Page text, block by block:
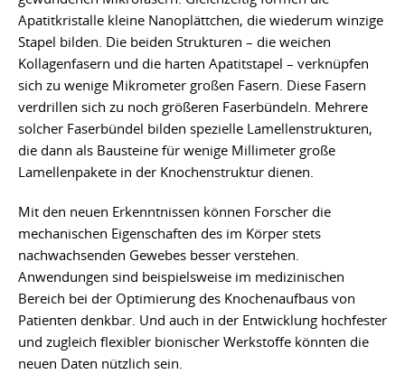
Apatitkristalle kleine Nanoplättchen, die wiederum winzige
Stapel bilden. Die beiden Strukturen – die weichen
Kollagenfasern und die harten Apatitstapel – verknüpfen
sich zu wenige Mikrometer großen Fasern. Diese Fasern
verdrillen sich zu noch größeren Faserbündeln. Mehrere
solcher Faserbündel bilden spezielle Lamellenstrukturen,
die dann als Bausteine für wenige Millimeter große
Lamellenpakete in der Knochenstruktur dienen.
Mit den neuen Erkenntnissen können Forscher die
mechanischen Eigenschaften des im Körper stets
nachwachsenden Gewebes besser verstehen.
Anwendungen sind beispielsweise im medizinischen
Bereich bei der Optimierung des Knochenaufbaus von
Patienten denkbar. Und auch in der Entwicklung hochfester
und zugleich flexibler bionischer Werkstoffe könnten die
neuen Daten nützlich sein.